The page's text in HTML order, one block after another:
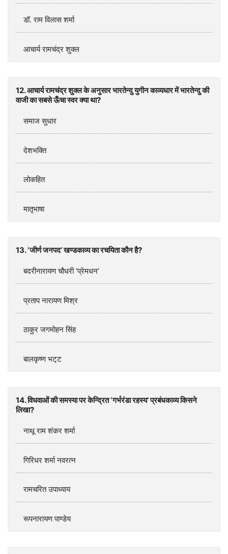
डॉ. राम विलास शर्मा
आचार्य रामचंद्र शुक्ल
12. आचार्य रामचंद्र शुक्ल के अनुसार भारतेन्दु युगीन काव्यधार में भारतेन्दु की
वाजी का सबसे ऊँचा स्वर क्या था?
समाज सुधार
देशभक्ति
लोकहित
मातृभाषा
13. ‘जीर्ण जनपद’ खण्डकाव्य का रचयिता कौन है?
बदरीनारायण चौधरी ‘प्रेमधन’
प्रताप नारायण मिश्र
ठाकुर जगमोहन सिंह
बालकृष्ण भट्‌ट
14. विधवाओं की समस्या पर केन्द्रित ‘गर्भरंडा रहस्य’ प्रबंधकाव्य किसने
लिखा?
नाथू राम शंकर शर्मा
गिरिधर शर्मा नवरत्न
रामचरित उपाध्याय
रूपनारायण पाण्डेय